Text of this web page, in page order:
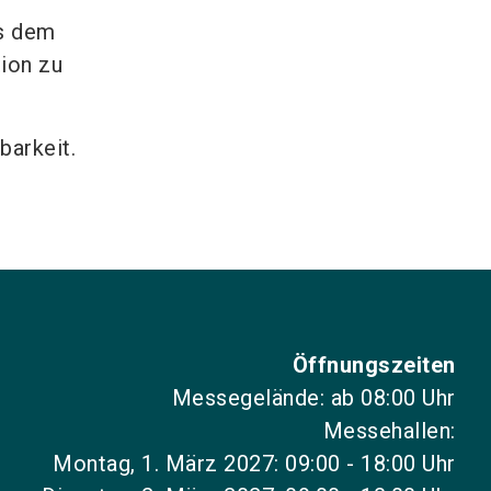
dem
zu
Öffnungszeiten
Messegelände: ab 08:00 Uhr
Messehallen:
Montag, 1. März 2027: 09:00 - 18:00 Uhr